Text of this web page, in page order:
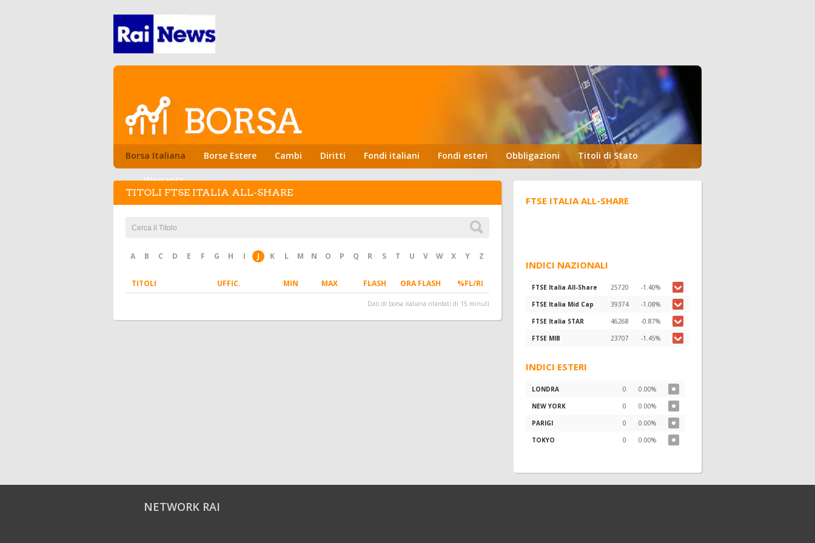
Borsa Italiana Borse Estere Cambi Diritti Fondi italiani Fondi esteri Obbligazioni Titoli di Stato
Warrants
TITOLI FTSE ITALIA ALL-SHARE
A B C D E F G H I J K L M N O P Q R S T U V W X Y Z
TITOLI UFFIC. MIN MAX FLASH ORA FLASH %FL/RI
Dati di borsa italiana ritardati di 15 minuti
FTSE ITALIA ALL-SHARE
INDICI NAZIONALI
FTSE Italia All-Share 25720
-1.40%
FTSE Italia Mid Cap
39374
-1.08%
FTSE Italia STAR
46268
-0.87%
FTSE MIB
23707 -1.45%
INDICI ESTERI
LONDRA 0
0.00%
NEW YORK
0
0.00%
PARIGI
0
0.00%
TOKYO
0 0.00%
NETWORK RAI